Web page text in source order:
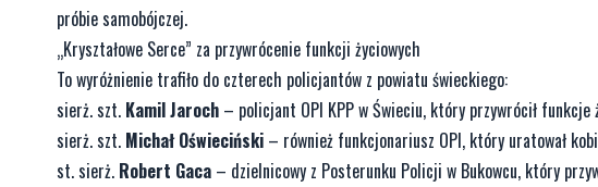
próbie samobójczej.
„Kryształowe Serce” za przywrócenie funkcji życiowych
To wyróżnienie trafiło do czterech policjantów z powiatu świeckiego:
sierż. szt. Kamil Jaroch – policjant OPI KPP w Świeciu, który przywrócił
sierż. szt. Michał Oświeciński – również funkcjonariusz OPI, który uratował
st. sierż. Robert Gaca – dzielnicowy z Posterunku Policji w Bukowcu, który